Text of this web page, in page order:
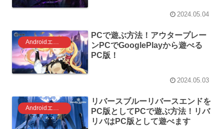
2024.05.04
Androidエミュレータ ゲーム
PCで遊ぶ方法！アウタープレー
ンPCでGooglePlayから遊べる
PC版！
2024.05.03
リバースブルーリバースエンドを
PC版としてPCで遊ぶ方法！リバ
リバはPC版として遊べます